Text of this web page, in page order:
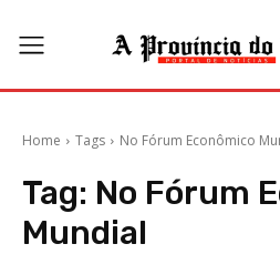
Home Tags No Fórum Econômico
Tag: No Fórum
Mundial